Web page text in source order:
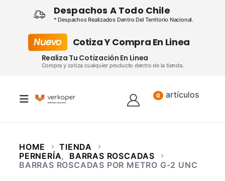
Despachos A Todo Chile
* Despachos Realizados Dentro Del Territorio Nacional.
Nuevo Cotiza Y Compra En Linea
Realiza Tu Cotización En Linea
Compra y cotiza cualquier producto dentro de la tienda.
0 artículos
HOME
TIENDA
PERNERÍA,
BARRAS ROSCADAS
BARRAS ROSCADAS POR METRO G-2 UNC